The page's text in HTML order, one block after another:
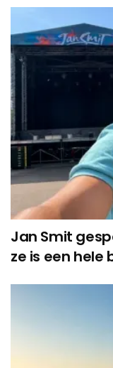
Jan Smit
ze is een hele